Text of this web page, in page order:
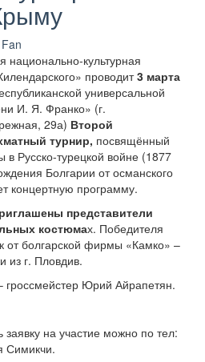
национально-культурная
проводит3 марта
универсальной
И. Я. Франко» (г.
29а) Второй
турнир, посвящённый
Русско-турецкой войне (1877
Болгарии от османского
концертную программу.
представители
костюмах. Победителя
от болгарской фирмы «Камко» –
из г. Пловдив.
гроссмейстер Юрий Айрапетян.
на участие можно по тел:
Симикчи.